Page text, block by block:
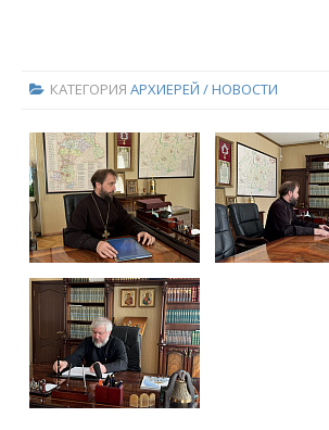
КАТЕГОРИЯ АРХИЕРЕЙ / НОВОСТИ